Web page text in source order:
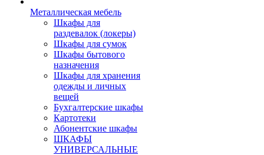
Металлическая мебель
Шкафы для
раздевалок (локеры)
Шкафы для сумок
Шкафы бытового
назначения
Шкафы для хранения
одежды и личных
вещей
Бухгалтерские шкафы
Картотеки
Абонентские шкафы
ШКАФЫ
УНИВЕРСАЛЬНЫЕ